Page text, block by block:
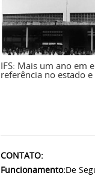
IFS: Mais um ano em
referência no estado
CONTATO:
Funcionamento:De